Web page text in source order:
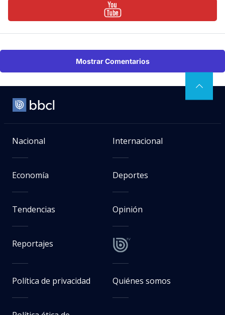
Mostrar Comentarios
Nacional Internacional
Economía Deportes
Tendencias Opinión
Reportajes
Política de privacidad Quiénes somos